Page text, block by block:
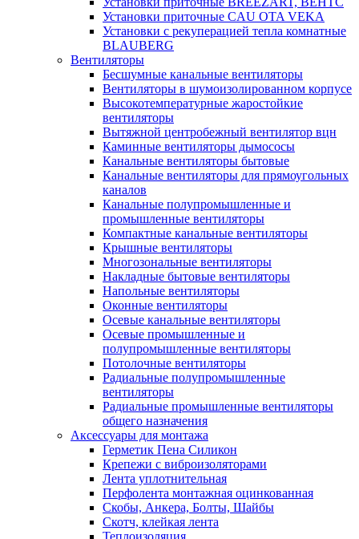
Установки приточные CAU OTA VEKA
Установки с рекуперацией тепла комнатные
BLAUBERG
Вентиляторы
Бесшумные канальные вентиляторы
Вентиляторы в шумоизолированном корпусе
Высокотемпературные жаростойкие
вентиляторы
Вытяжной центробежный вентилятор вцн
Каминные вентиляторы дымососы
Канальные вентиляторы бытовые
Канальные вентиляторы для прямоугольных
каналов
Канальные полупромышленные и
промышленные вентиляторы
Компактные канальные вентиляторы
Крышные вентиляторы
Многозональные вентиляторы
Накладные бытовые вентиляторы
Напольные вентиляторы
Оконные вентиляторы
Осевые канальные вентиляторы
Осевые промышленные и
полупромышленные вентиляторы
Потолочные вентиляторы
Радиальные полупромышленные
вентиляторы
Радиальные промышленные вентиляторы
общего назначения
Аксессуары для монтажа
Герметик Пена Силикон
Крепежи с виброизоляторами
Лента уплотнительная
Перфолента монтажная оцинкованная
Скобы, Анкера, Болты, Шайбы
Скотч, клейкая лента
Теплоизоляция